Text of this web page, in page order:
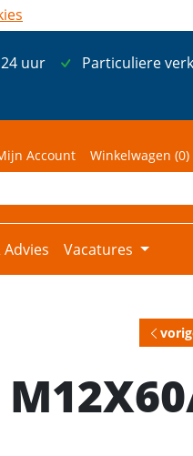
uur
Particuliere
Account Winkelwagen (0)
Vacatures